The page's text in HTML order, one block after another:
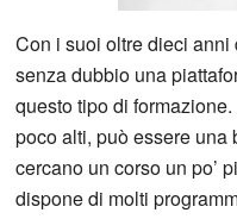
Con i suoi oltre dieci
senza dubbio una
questo tipo di
poco alti, può essere
cercano un corso un po’
dispone di molti